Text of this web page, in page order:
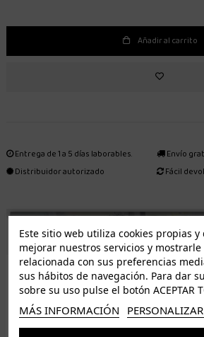
Añadir al carrito
Entrega de 1 a 5 días laborables.
Distribuidor autorizado
Envío
Fácil
ENVÍO GRATUITO *
ISLAS CANARIAS
Tenerife 3.50€. Gratis a partir de 50€
Resto de islas 5€. Gratis a partir de 50€
Este sitio web utiliza cookies propias
mejorar nuestros servicios y
relacionada con sus preferencias
sus hábitos de navegación. Para dar
sobre su uso pulse el botón ACEPTAR
MÁS INFORMACIÓN